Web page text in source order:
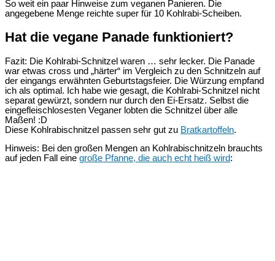
So weit ein paar Hinweise zum veganen Panieren. Die
angegebene Menge reichte super für 10 Kohlrabi-Scheiben.
Hat die vegane Panade funktioniert?
Fazit: Die Kohlrabi-Schnitzel waren … sehr lecker. Die Panade
war etwas cross und „härter“ im Vergleich zu den Schnitzeln auf
der eingangs erwähnten Geburtstagsfeier. Die Würzung empfand
ich als optimal. Ich habe wie gesagt, die Kohlrabi-Schnitzel nicht
separat gewürzt, sondern nur durch den Ei-Ersatz. Selbst die
eingefleischlosesten Veganer lobten die Schnitzel über alle
Maßen! :D
Diese Kohlrabischnitzel passen sehr gut zu Bratkartoffeln.
Hinweis: Bei den großen Mengen an Kohlrabischnitzeln brauchts
auf jeden Fall eine große Pfanne, die auch echt heiß wird: